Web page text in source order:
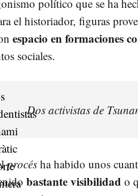
político que se ha
el historiador, figuras
espacio en formaciones
sociales.
Dos activistas de
procés ha habido unos
bastante visibilidad o